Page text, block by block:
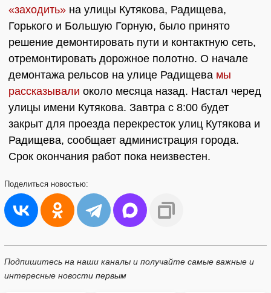
«заходить» на улицы Кутякова, Радищева,
Горького и Большую Горную, было принято
решение демонтировать пути и контактную сеть,
отремонтировать дорожное полотно. О начале
демонтажа рельсов на улице Радищева мы
рассказывали около месяца назад. Настал черед
улицы имени Кутякова. Завтра с 8:00 будет
закрыт для проезда перекресток улиц Кутякова и
Радищева, сообщает администрация города.
Срок окончания работ пока неизвестен.
Поделиться новостью:
Подпишитесь на наши каналы и получайте самые важные и
интересные новости первым